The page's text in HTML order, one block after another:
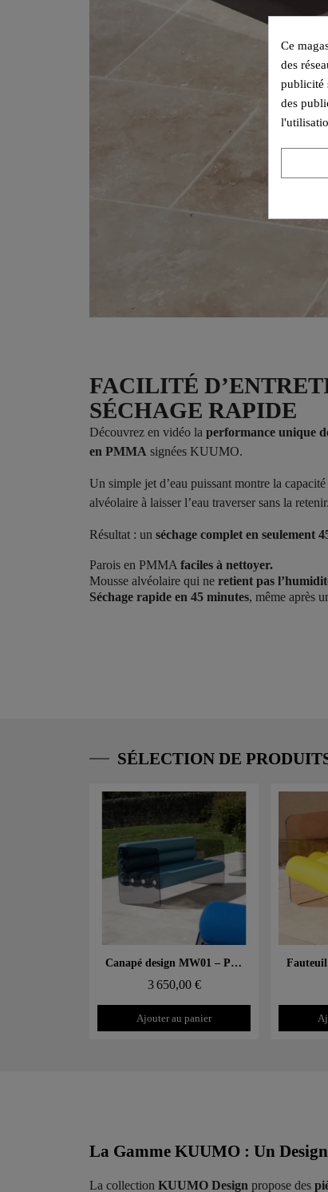
FACILITÉ
SÉCHAGE RAPIDE
Découvrez en vidéo la performance unique
en PMMA signées KUUMO.
Un simple jet d’eau puissant montre la
alvéolaire à laisser l’eau traverser sans la retenir.
Résultat : un séchage complet en seulement
Parois en PMMA faciles à nettoyer.
Mousse alvéolaire qui ne retient pas
Séchage rapide en 45 minutes, même après
SÉLECTION DE
Aperçu rapide Canapé design MW01 – Parois en PMMA coulé gris, assise en mousse alvéolaire
3 650,00 €
Ajouter au panier
La Gamme KUUMO : Un
La collection KUUMO Design propose des
Ce
des
publicité
des